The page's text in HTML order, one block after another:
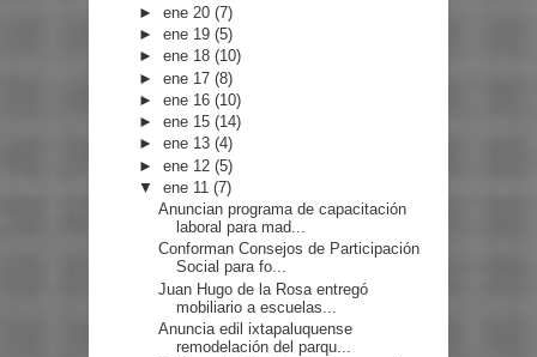
►ene 20(7)
►ene 19(5)
►ene 18(10)
►ene 17(8)
►ene 16(10)
►ene 15(14)
►ene 13(4)
►ene 12(5)
▼ene 11(7)
Anuncian programa de capacitación
laboral para mad...
Conforman Consejos de Participación
Social para fo...
Juan Hugo de la Rosa entregó
mobiliario a escuelas...
Anuncia edil ixtapaluquense
remodelación del parqu...